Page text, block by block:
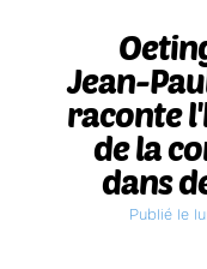
Jean-
raconte
de la
dans
Publié le